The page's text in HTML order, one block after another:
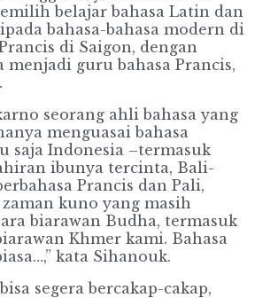
belajar bahasa Latin dan
bahasa-bahasa modern di
di Saigon, dengan
guru bahasa Prancis,
seorang ahli bahasa yang
menguasai bahasa
saja Indonesia –termasuk
ibunya tercinta, Bali-
Prancis dan Pali,
kuno yang masih
biarawan Budha, termasuk
Khmer kami. Bahasa
kata Sihanouk.
segera bercakap-cakap,